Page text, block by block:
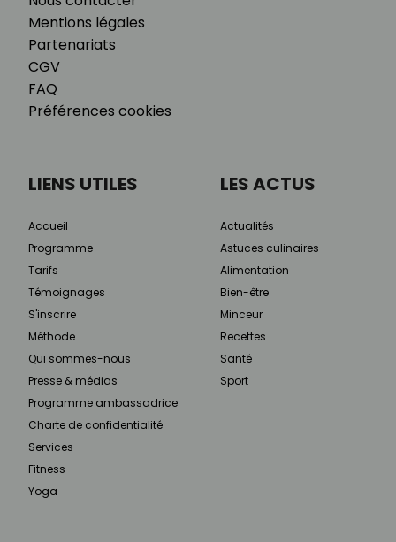
Mentions légales
Partenariats
CGV
FAQ
Préférences cookies
LIENS UTILES
Accueil
Programme
Tarifs
Témoignages
S'inscrire
Méthode
Qui sommes-nous
Presse & médias
Programme ambassadrice
Charte de confidentialité
Services
Fitness
Yoga
LES ACTUS
Actualités
Astuces culinaires
Alimentation
Bien-être
Minceur
Recettes
Santé
Sport